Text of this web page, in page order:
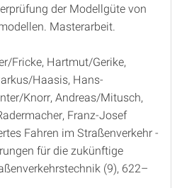
der Modellgüte von
Masterarbeit.
Fricke, Hartmut/Gerike,
Haasis, Hans-
Knorr, Andreas/Mitusch,
Franz-Josef
Fahren im Straßenverkehr -
für die zukünftige
(9), 622–